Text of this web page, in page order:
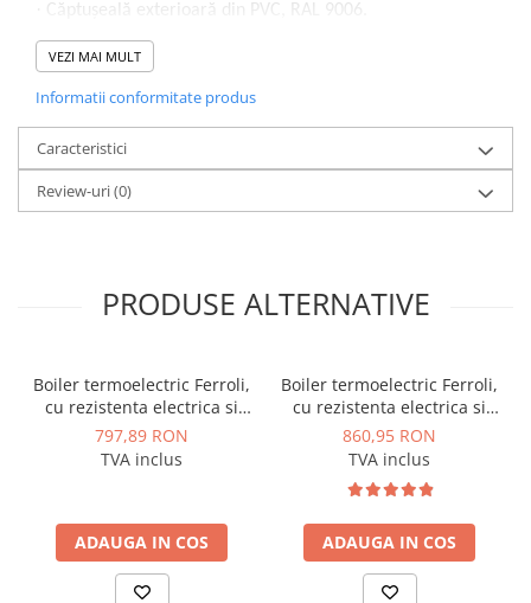
Căptușeală exterioară din PVC, RAL 9006.
·Rezervor apa: realizat din otel cu continut scazut de
carbon S235JR; Protectie anticoroziva complexa realizata
prin emailare cu titan (DIN 4753-3) si anod (DIN 4753-6).
racordurile au filet interior.
·2 Serpentine: Presiune de lucru: 16bar; Proba de presiune:
25 bar; Temperatura maxima: 110 grC.;
·
termostat).
·Inaltime / spatiu liber vertical: 2000/2030 mm;
Izolatie: 100 mm - detasabila;
VEZI MAI MULT
Informatii conformitate produs
Caracteristici
Review-uri(0)
PRODUSE ALTERNATIVE
Boiler termoelectric Ferroli,
cu rezistenta electrica si
serpentina, model
PowerTermo 80 litri
797,89 RON
TVA inclus
ADAUGA IN COS
Boiler termoelectric Ferroli,
cu rezistenta electrica si
serpentina, model
PowerTermo 100 litri
860,95 RON
TVA inclus
ADAUGA IN COS